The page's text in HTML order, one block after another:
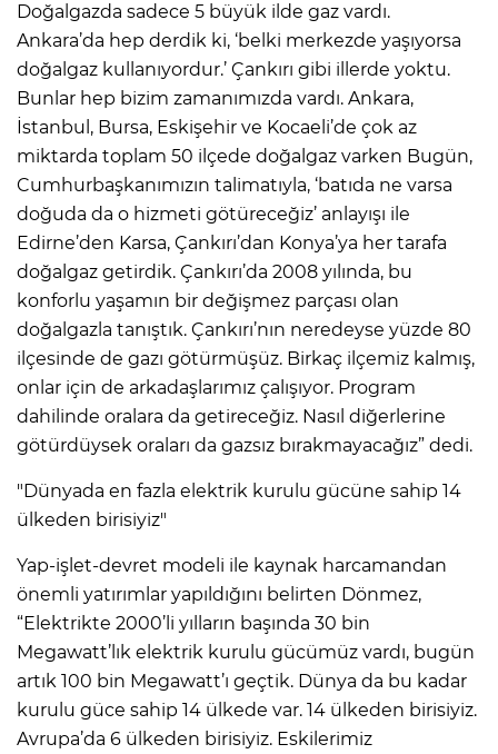
Doğalgazda sadece 5 büyük ilde gaz vardı.
Ankara’da hep derdik ki, ‘belki merkezde yaşıyorsa
doğalgaz kullanıyordur.’ Çankırı gibi illerde yoktu.
Bunlar hep bizim zamanımızda vardı. Ankara,
İstanbul, Bursa, Eskişehir ve Kocaeli’de çok az
miktarda toplam 50 ilçede doğalgaz varken Bugün,
Cumhurbaşkanımızın talimatıyla, ‘batıda ne varsa
doğuda da o hizmeti götüreceğiz’ anlayışı ile
Edirne’den Karsa, Çankırı’dan Konya’ya her tarafa
doğalgaz getirdik. Çankırı’da 2008 yılında, bu
konforlu yaşamın bir değişmez parçası olan
doğalgazla tanıştık. Çankırı’nın neredeyse yüzde 80
ilçesinde de gazı götürmüşüz. Birkaç ilçemiz kalmış,
onlar için de arkadaşlarımız çalışıyor. Program
dahilinde oralara da getireceğiz. Nasıl diğerlerine
götürdüysek oraları da gazsız bırakmayacağız” dedi.
"Dünyada en fazla elektrik kurulu gücüne sahip 14
ülkeden birisiyiz"
Yap-işlet-devret modeli ile kaynak harcamandan
önemli yatırımlar yapıldığını belirten Dönmez,
“Elektrikte 2000’li yılların başında 30 bin
Megawatt’lık elektrik kurulu gücümüz vardı, bugün
artık 100 bin Megawatt’ı geçtik. Dünya da bu kadar
kurulu güce sahip 14 ülkede var. 14 ülkeden birisiyiz.
Avrupa’da 6 ülkeden birisiyiz. Eskilerimiz